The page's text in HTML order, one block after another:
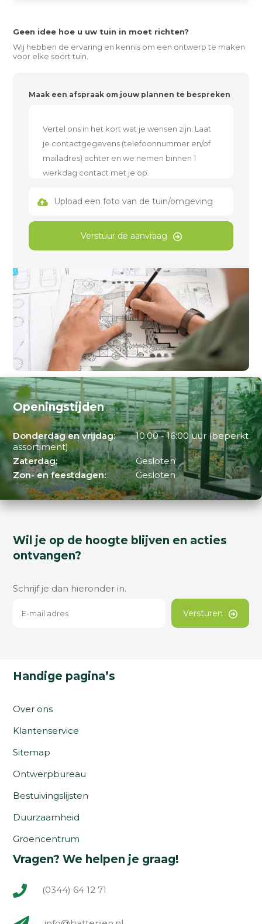
Geen idee hoe u uw tuin in moet richten?
Wij hebben de ervaring en kennis om een ontwerp te maken
voor elke soort tuin.
Maak een afspraak om jouw plannen te bespreken
Upload een foto van de tuin/omgeving
Verstuur de aanvraag
Openingstijden
Donderdag en vrijdag:
10:00 - 16:00 uur (beperkt
assortiment)
Zaterdag:
Gesloten
Zon- en feestdagen:
Gesloten
Wil je op de hoogte blijven en acties
ontvangen?
Schrijf je dan hieronder in.
Versturen
Handige pagina’s
Over ons
Klantenservice
Sitemap
Ontwerpbureau
Bestuivingslijsten
Duurzaamheid
Groencentrum
Vragen? We helpen je graag!
(0344) 64 12 71